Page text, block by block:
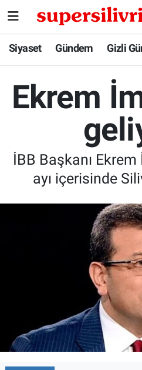
Siyaset Gündem Gizli
Ekrem
İBB Başkanı
ayı içerisinde
Siyaset
Gizli Gündem
Polemik
İstanbul Nöbetçi
İstanbul Namaz Vakitleri
İstanbul Trafik Yoğunluk
Süper Lig Puan
Son Dakika Haberleri